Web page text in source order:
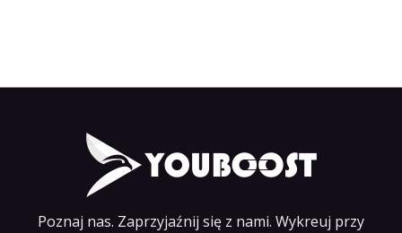
Poznaj nas. Zaprzyjaźnij się z nami. Wykreuj przy